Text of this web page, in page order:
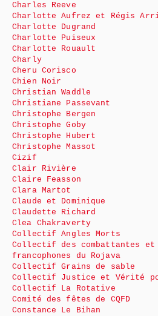
Charles Reeve
Charlotte Aufrez et Régis
Charlotte Dugrand
Charlotte Puiseux
Charlotte Rouault
Charly
Cheru Corisco
Chien Noir
Christian Waddle
Christiane Passevant
Christophe Bergen
Christophe Goby
Christophe Hubert
Christophe Massot
Cizif
Clair Rivière
Claire Feasson
Clara Martot
Claude et Dominique
Claudette Richard
Clea Chakraverty
Collectif Angles Morts
Collectif des combattantes et
francophones du Rojava
Collectif Grains de sable
Collectif Justice et Vérité
Collectif La Rotative
Comité des fêtes de CQFD
Constance Le Bihan